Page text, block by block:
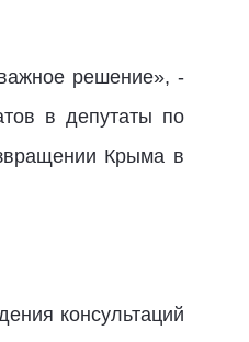
решение», -
в депутаты по
Крыма в
консультаций